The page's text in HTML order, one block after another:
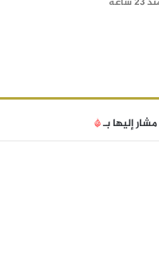
إليها بـ*